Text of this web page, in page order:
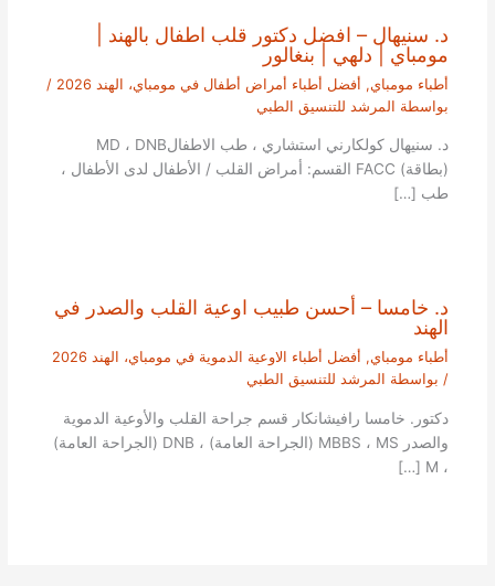
د. سنيهال – افضل دكتور قلب اطفال بالهند |
مومباي | دلهي | بنغالور
أطباء مومباي, أفضل أطباء أمراض أطفال في مومباي، الهند 2026
/
بواسطة المرشد للتنسيق الطبي
د. سنيهال كولكارني استشاري ، طب الاطفالMD ، DNB
(بطاقة) FACC القسم: أمراض القلب / الأطفال لدى الأطفال ،
طب […]
د. خامسا – أحسن طبيب اوعية القلب والصدر في
الهند
أطباء مومباي, أفضل أطباء الاوعية الدموية في مومباي، الهند 2026
/ بواسطة المرشد للتنسيق الطبي
دكتور. خامسا رافيشانكار قسم جراحة القلب والأوعية الدموية
والصدر MBBS ، MS (الجراحة العامة) ، DNB (الجراحة العامة)
، M […]